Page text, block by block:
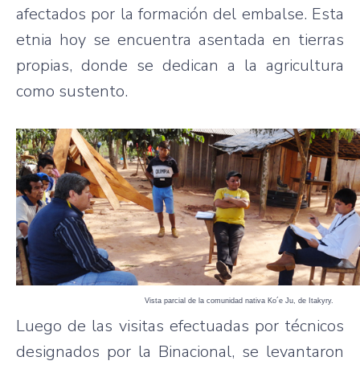
afectados por la formación del embalse. Esta
etnia hoy se encuentra asentada en tierras
propias, donde se dedican a la agricultura
como sustento.
Vista parcial de la comunidad nativa Ko´e Ju, de Itakyry.
Luego de las visitas efectuadas por técnicos
designados por la Binacional, se levantaron